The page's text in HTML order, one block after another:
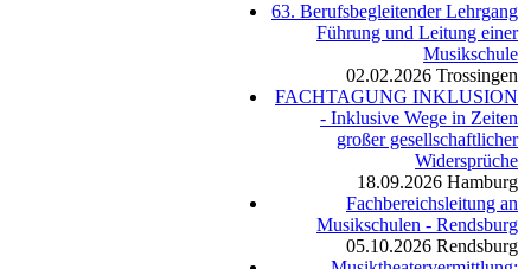
63. Berufsbegleitender Lehrgang
Führung und Leitung einer
Musikschule
02.02.2026 Trossingen
FACHTAGUNG INKLUSION
- Inklusive Wege in Zeiten
großer gesellschaftlicher
Widersprüche
18.09.2026 Hamburg
Fachbereichsleitung an
Musikschulen - Rendsburg
05.10.2026 Rendsburg